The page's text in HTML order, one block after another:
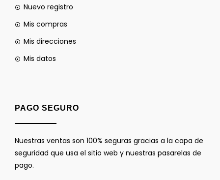
Nuevo registro
Mis compras
Mis direcciones
Mis datos
PAGO SEGURO
Nuestras ventas son 100% seguras gracias a la capa de
seguridad que usa el sitio web y nuestras pasarelas de
pago.